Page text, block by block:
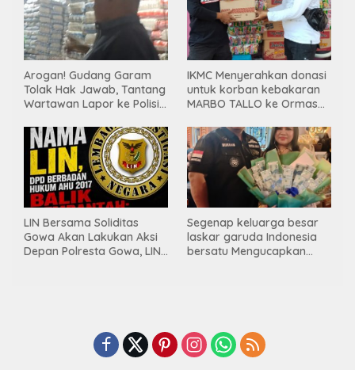
Arogan! Gudang Garam
Tolak Hak Jawab, Tantang
Wartawan Lapor ke Polisi
IKMC Menyerahkan donasi
untuk korban kebakaran
MARBO TALLO ke Ormas
INDONESIA BERSATU
LIN Bersama Soliditas
Gowa Akan Lakukan Aksi
Depan Polresta Gowa, LIN
Segenap keluarga besar
laskar garuda Indonesia
bersatu Mengucapkan